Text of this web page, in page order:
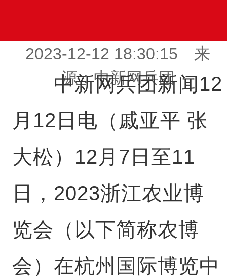
2023-12-12 18:30:15 来
源：中新网兵团
中新网兵团新闻12
月12日电（戚亚平 张
大松）12月7日至11
日，2023浙江农业博
览会（以下简称农博
会）在杭州国际博览中